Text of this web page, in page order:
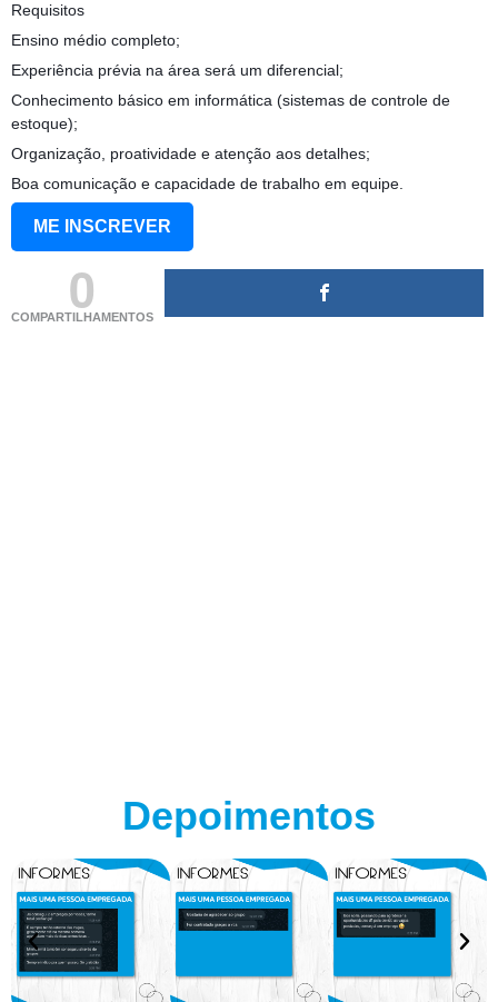
Requisitos
Ensino médio completo;
Experiência prévia na área será um diferencial;
Conhecimento básico em informática (sistemas de controle de
estoque);
Organização, proatividade e atenção aos detalhes;
Boa comunicação e capacidade de trabalho em equipe.
ME INSCREVER
0
COMPARTILHAMENTOS
Depoimentos